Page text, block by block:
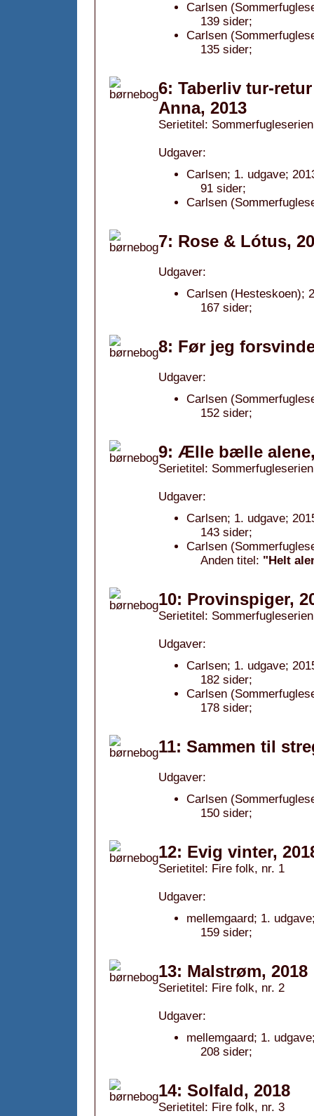
Carlsen
139 sider;
Carlsen
135 sider;
6: Taberliv tur-
Anna, 2013
Serietitel:
Udgaver:
Carlsen; 1. udgave;
91 sider;
Carlsen
7: Rose & Lótus,
Udgaver:
Carlsen (Hesteskoen);
167 sider;
8: Før jeg
Udgaver:
Carlsen
152 sider;
9: Ælle bælle
Serietitel:
Udgaver:
Carlsen; 1. udgave;
143 sider;
Carlsen
Anden titel: "Helt
10: Provinspiger,
Serietitel:
Udgaver:
Carlsen; 1. udgave;
182 sider;
Carlsen
178 sider;
11: Sammen til
Udgaver:
Carlsen
150 sider;
12: Evig vinter,
Serietitel: Fire folk, nr. 1
Udgaver:
mellemgaard; 1.
159 sider;
13: Malstrøm, 2018
Serietitel: Fire folk, nr. 2
Udgaver:
mellemgaard; 1.
208 sider;
14: Solfald, 2018
Serietitel: Fire folk, nr. 3